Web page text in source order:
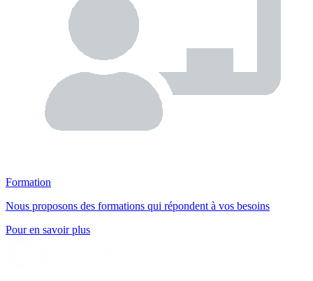
Formation
Nous proposons des formations qui répondent à vos besoins
Pour en savoir plus